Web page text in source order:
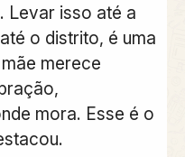
Levar isso até a
o distrito, é uma
merece
mora. Esse é o